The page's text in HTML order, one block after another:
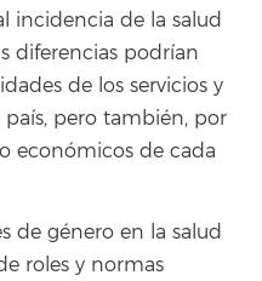
incidencia de la salud
diferencias podrían
de los servicios y
país, pero también, por
económicos de cada
de género en la salud
roles y normas